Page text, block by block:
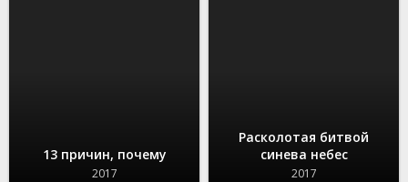
13 причин, почему
2017
Расколотая битвой
синева небес
2017